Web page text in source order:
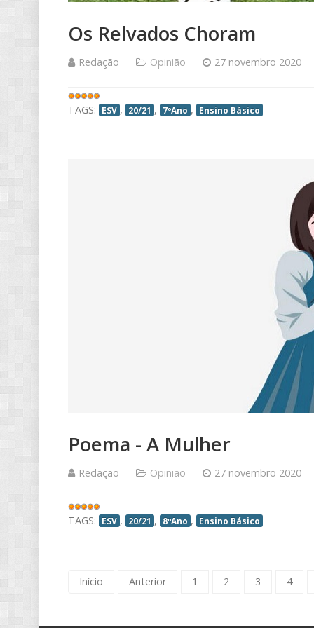
Os Relvados Choram
Redação Opinião 27 novembro 2020
Votos
do
TAGS: ESV , 20/21 , 7ºAno , Ensino Básico
Poema - A Mulher
Redação Opinião 27 novembro 2020
Votos
do
TAGS: ESV , 20/21 , 8ºAno , Ensino Básico
Início Anterior 1 2 3 4